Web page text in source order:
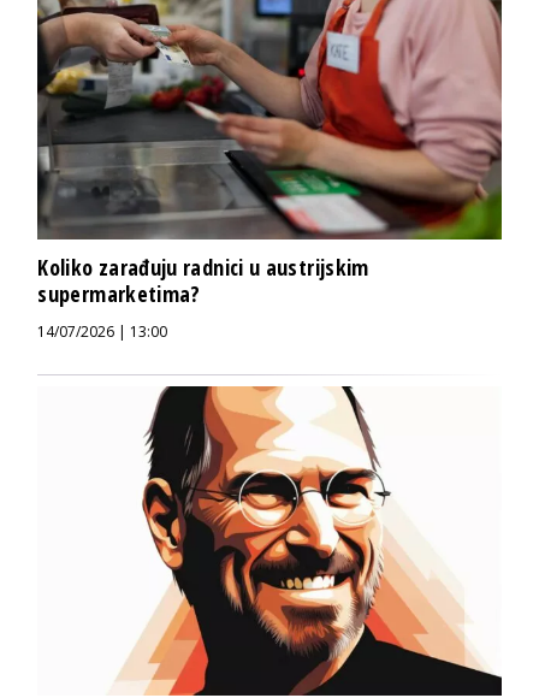
Koliko zarađuju radnici u austrijskim
supermarketima?
14/07/2026 | 13:00